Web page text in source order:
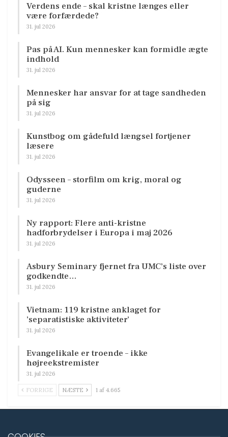
Verdens ende – skal kristne længes eller
være forfærdede?
31. jul 2026
Pas på AI. Kun mennesker kan formidle ægte
indhold
31. jul 2026
Mennesker har ansvar for at tage sandheden
på sig
31. jul 2026
Kunstbog om gådefuld længsel fortjener
læsere
31. jul 2026
Odysseen – storfilm om krig, moral og
guderne
31. jul 2026
Ny rapport: Flere anti-kristne
hadforbrydelser i Europa i maj 2026
31. jul 2026
Asbury Seminary fjernet fra UMC’s liste over
godkendte…
31. jul 2026
Vietnam: 119 kristne anklaget for
’separatistiske aktiviteter’
31. jul 2026
Evangelikale er troende – ikke
højreekstremister
31. jul 2026
FORRIGE NÆSTE 1 af 4.665